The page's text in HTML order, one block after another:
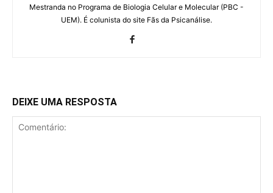
Mestranda no Programa de Biologia Celular e Molecular (PBC -
UEM). É colunista do site Fãs da Psicanálise.
DEIXE UMA RESPOSTA